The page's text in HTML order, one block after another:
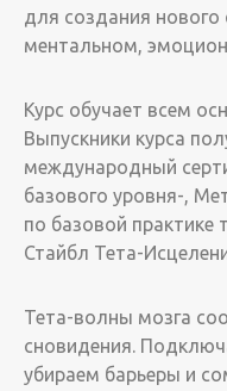
для создания нового
ментальном,
Курс обучает всем
Выпускники курса
международный
базового уровня-,
по базовой практике
Стайбл Тета-
Тета-волны мозга
сновидения.
убираем барьеры и